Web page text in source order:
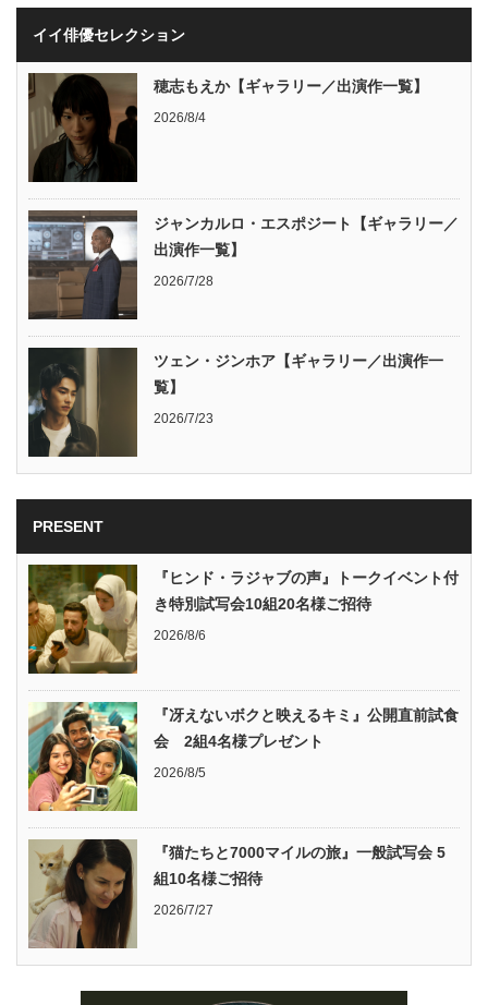
イイ俳優セレクション
穂志もえか【ギャラリー／出演作一覧】
2026/8/4
ジャンカルロ・エスポジート【ギャラリー／
出演作一覧】
2026/7/28
ツェン・ジンホア【ギャラリー／出演作一
覧】
2026/7/23
PRESENT
『ヒンド・ラジャブの声』トークイベント付
き特別試写会10組20名様ご招待
2026/8/6
『冴えないボクと映えるキミ』公開直前試食
会 2組4名様プレゼント
2026/8/5
『猫たちと7000マイルの旅』一般試写会 5
組10名様ご招待
2026/7/27